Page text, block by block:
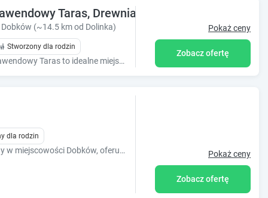
Taras, Drewniany domek na wsi w
Dobków (~14.5 km od Dolinka)
Stworzony dla rodzin
Lawendowy Taras to idealne miejsce na nocleg rodzin z dziećmi, gdzie wiejskie warunki pozwalają na prawdziwy wypoczynek z dala od pośpiechu i hałasu
Pokaż ceny
Zobacz ofertę
dla rodzin
Obiekt Biała Kalina Kaczawy, usytuowany w miejscowości Dobków, oferuje ogród, bezpłatny prywatny parking, taras oraz sprzęt do grillowania. O Pokaż ceny
Zobacz ofertę